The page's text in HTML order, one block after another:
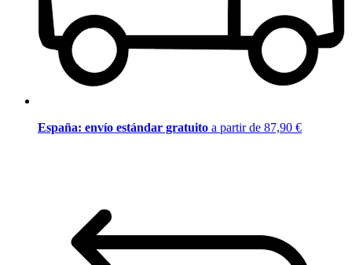
España: envío estándar gratuito a partir de 87,90 €